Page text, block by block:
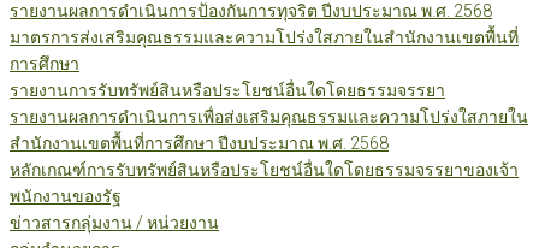
รายงานผลการดำเนินการป้องกันการทุจริต ปีงบประมาณ พ.ศ. 2568
มาตรการส่งเสริมคุณธรรมและความโปร่งใสภายในสำนักงานเขตพื้นที่
การศึกษา
รายงานการรับทรัพย์สินหรือประโยชน์อื่นใดโดยธรรมจรรยา
รายงานผลการดำเนินการเพื่อส่งเสริมคุณธรรมและความโปร่งใสภายใน
สำนักงานเขตพื้นที่การศึกษา ปีงบประมาณ พ.ศ. 2568
หลักเกณฑ์การรับทรัพย์สินหรือประโยชน์อื่นใดโดยธรรมจรรยาของเจ้า
พนักงานของรัฐ
ข่าวสารกลุ่มงาน / หน่วยงาน